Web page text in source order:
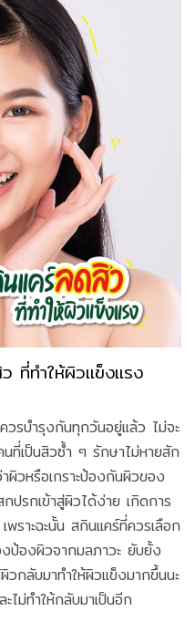
ที่ทำให้ผิวแข็งแรง
วรบำรุงกันทุกวันอยู่แล้ว ไม่จะ
ที่เป็นสิวซ้ำ ๆ รักษาไม่หายสัก
ผิวหรือเกราะป้องกันผิวของ
ปรกเข้าสู่ผิวได้ง่าย เกิดการ
พราะฉะนั้น สกินแคร์ที่ควรเลือก
ป้องผิวจากมลภาวะ ยับยั้ง
วกลับมาทำให้ผิวแข็งมากขึ้นนะ
ม่ทำให้กลับมาเป็นอีก